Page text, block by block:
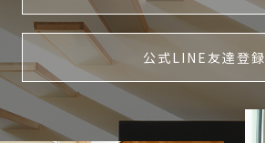
公式LINE友達登録